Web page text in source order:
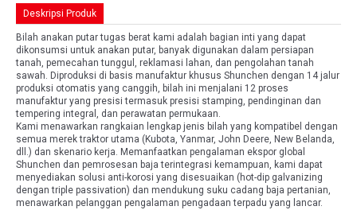
Deskripsi Produk
Bilah anakan putar tugas berat kami adalah bagian inti yang dapat
dikonsumsi untuk anakan putar, banyak digunakan dalam persiapan
tanah, pemecahan tunggul, reklamasi lahan, dan pengolahan tanah
sawah. Diproduksi di basis manufaktur khusus Shunchen dengan 14 jalur
produksi otomatis yang canggih, bilah ini menjalani 12 proses
manufaktur yang presisi termasuk presisi stamping, pendinginan dan
tempering integral, dan perawatan permukaan.
Kami menawarkan rangkaian lengkap jenis bilah yang kompatibel dengan
semua merek traktor utama (Kubota, Yanmar, John Deere, New Belanda,
dll.) dan skenario kerja. Memanfaatkan pengalaman ekspor global
Shunchen dan pemrosesan baja terintegrasi kemampuan, kami dapat
menyediakan solusi anti-korosi yang disesuaikan (hot-dip galvanizing
dengan triple passivation) dan mendukung suku cadang baja pertanian,
menawarkan pelanggan pengalaman pengadaan terpadu yang lancar.